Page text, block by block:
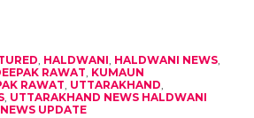
, HALDWANI, HALDWANI NEWS,
RAWAT, KUMAUN
RAWAT, UTTARAKHAND,
, UTTARAKHAND NEWS HALDWANI
UPDATE